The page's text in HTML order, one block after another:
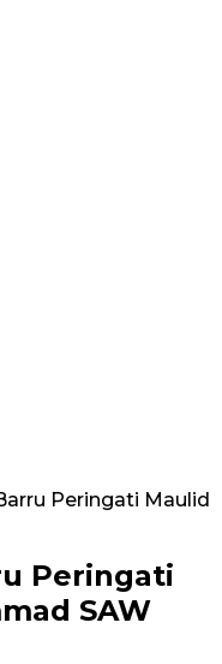
Peringati Maulid
Peringati
SAW